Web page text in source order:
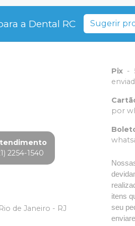
a Dental RC Sugerir
2254-1540
de Janeiro - RJ
Pix -
por
itens
seu